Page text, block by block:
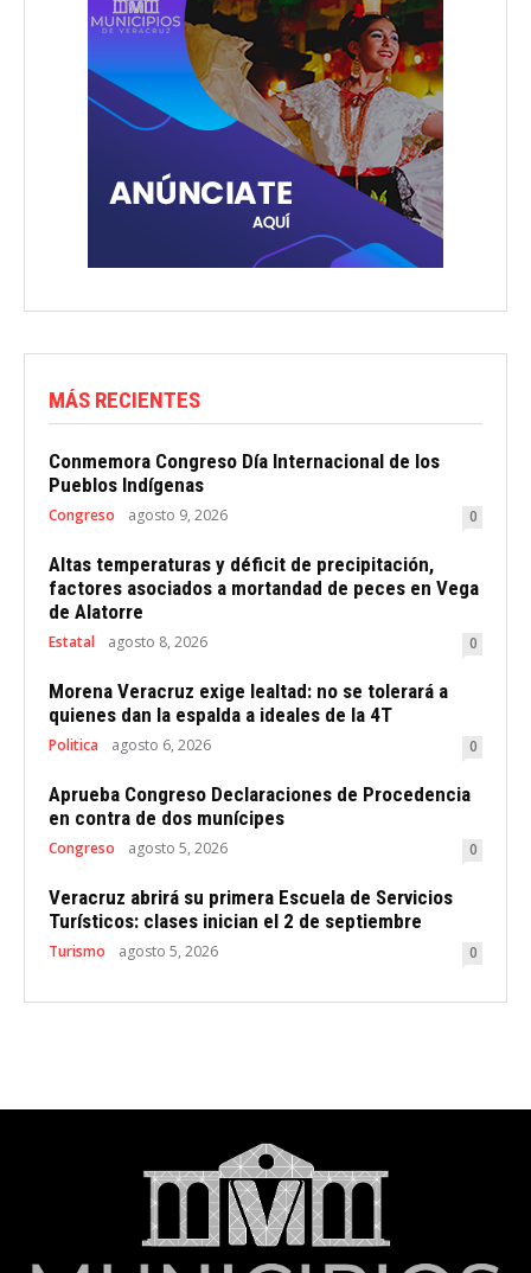
MÁS RECIENTES
Conmemora Congreso Día Internacional de los
Pueblos Indígenas
Congreso agosto 9, 2026 0
Altas temperaturas y déficit de precipitación,
factores asociados a mortandad de peces en Vega
de Alatorre
Estatal agosto 8, 2026 0
Morena Veracruz exige lealtad: no se tolerará a
quienes dan la espalda a ideales de la 4T
Politica agosto 6, 2026 0
Aprueba Congreso Declaraciones de Procedencia
en contra de dos munícipes
Congreso agosto 5, 2026 0
Veracruz abrirá su primera Escuela de Servicios
Turísticos: clases inician el 2 de septiembre
Turismo agosto 5, 2026 0